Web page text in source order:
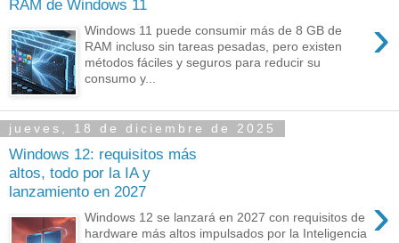
RAM de Windows 11
›
Windows 11 puede consumir más de 8 GB de
RAM incluso sin tareas pesadas, pero existen
métodos fáciles y seguros para reducir su
consumo y...
jueves, 18 de diciembre de 2025
Windows 12: requisitos más
altos, todo por la IA y
lanzamiento en 2027
›
Windows 12 se lanzará en 2027 con requisitos de
hardware más altos impulsados por la Inteligencia